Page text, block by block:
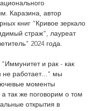
Каразина, автор
книг “Кривое зеркало
страж”, лауреат
2024 года.
"Иммунитет и рак - как
не работает..." мы
моменты
так же поговорим о том
открытия в